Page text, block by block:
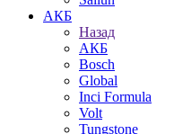
АКБ
Назад
АКБ
Bosch
Global
Inci Formula
Volt
Tungstone